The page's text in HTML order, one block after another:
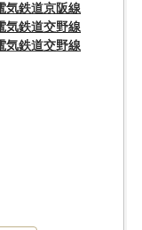
気鉄道京阪線
気鉄道交野線
気鉄道交野線